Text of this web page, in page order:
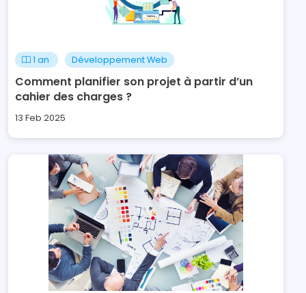
1 an Développement Web
Comment planifier son projet à partir d’un
cahier des charges ?
13 Feb 2025